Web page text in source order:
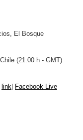
El Bosque
(21.00 h - GMT)
link
Facebook Live